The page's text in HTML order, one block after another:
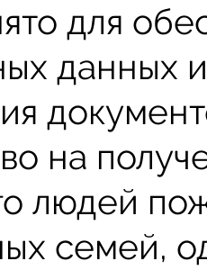
для
данных
на
людей
семей,